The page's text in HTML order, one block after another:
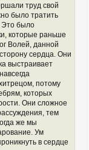
труд свой
было тратить
Это было
которые раньше
Волей, данной
сердца. Они
выстраивает
потому
которых
Они сложное
тем
же мы
Ум
в сердце